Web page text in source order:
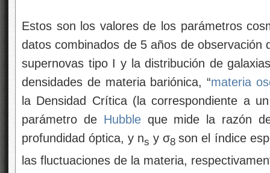
Estos son los valores de los parámetros
datos combinados de 5 años de observación
supernovas tipo I y la distribución de
densidades de materia bariónica, “materia
la Densidad Crítica (la correspondiente a
parámetro de Hubbleque mide la razón
profundidad óptica, y ns y σ8son el índice
las fluctuaciones de la materia,